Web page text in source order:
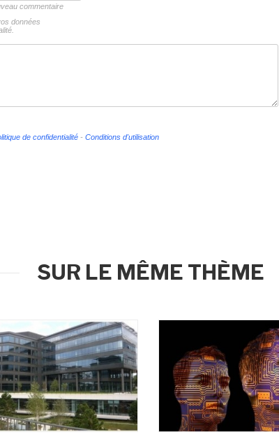
commentaire
données
de confidentialité - Conditions d'utilisation
SUR LE MÊME THÈME